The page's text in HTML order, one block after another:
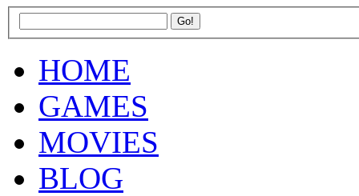
HOME
GAMES
MOVIES
BLOG